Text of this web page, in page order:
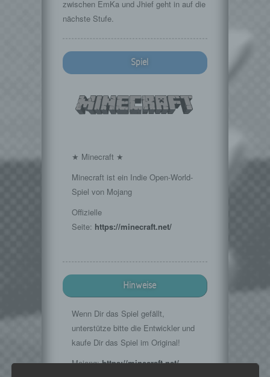
zwischen EmKa und Jhief geht in auf die
nächste Stufe.
Spiel
★ Minecraft ★
Minecraft ist ein Indie Open-World-
Spiel von Mojang
Offizielle
Seite: https://minecraft.net/
Hinweise
Wenn Dir das Spiel gefällt,
unterstütze bitte die Entwickler und
kaufe Dir das Spiel im Original!
Mojang:https://minecraft.net/